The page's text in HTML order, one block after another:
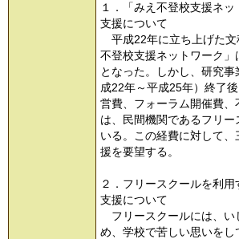
１．「みえ不登校支援ネ
支援について
平成22年に立ち上げた文
不登校支援ネットワーク
となった。しかし、研究
成22年～平成25年）終了
営費、フォーラム開催費、
は、民間機関であるフリ
いる。この経費に対して
援を要望する。
２．フリースクールを利
支援について
フリースクールには、い
め、学校で苦しい思いを